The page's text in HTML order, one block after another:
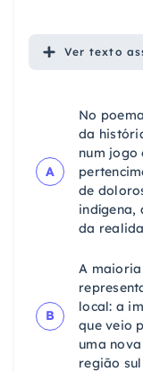
Ver texto
A
No
da
num jogo
de
indígena,
da
B
A
local: a
que veio
uma
região